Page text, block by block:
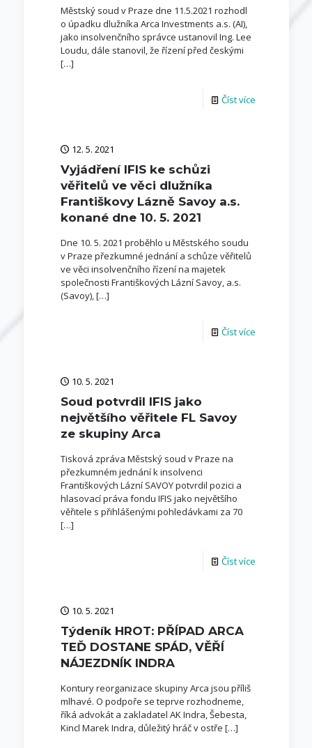
Městský soud v Praze dne 11.5.2021 rozhodl
o úpadku dlužníka Arca Investments a.s. (AI),
jako insolvenčního správce ustanovil Ing. Lee
Loudu, dále stanovil, že řízení před českými
[…]
Číst více
12. 5. 2021
Vyjádření IFIS ke schůzi
věřitelů ve věci dlužníka
Františkovy Lázně Savoy a.s.
konané dne 10. 5. 2021
Dne 10. 5. 2021 proběhlo u Městského soudu
v Praze přezkumné jednání a schůze věřitelů
ve věci insolvenčního řízení na majetek
společnosti Františkových Lázní Savoy, a.s.
(Savoy),[…]
Číst více
10. 5. 2021
Soud potvrdil IFIS jako
největšího věřitele FL Savoy
ze skupiny Arca
Tisková zpráva Městský soud v Praze na
přezkumném jednání k insolvenci
Františkových Lázní SAVOY potvrdil pozici a
hlasovací práva fondu IFIS jako největšího
věřitele s přihlášenými pohledávkami za 70
[…]
Číst více
10. 5. 2021
Týdeník HROT: PŘÍPAD ARCA
TEĎ DOSTANE SPÁD, VĚŘÍ
NÁJEZDNÍK INDRA
Kontury reorganizace skupiny Arca jsou příliš
mlhavé. O podpoře se teprve rozhodneme,
říká advokát a zakladatel AK Indra, Šebesta,
Kincl Marek Indra, důležitý hráč v ostře […]